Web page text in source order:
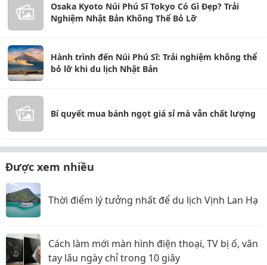
Osaka Kyoto Núi Phú Sĩ Tokyo Có Gì Đẹp? Trải
Nghiệm Nhật Bản Không Thể Bỏ Lỡ
Hành trình đến Núi Phú Sĩ: Trải nghiệm không thể
bỏ lỡ khi du lịch Nhật Bản
Bí quyết mua bánh ngọt giá sỉ mà vẫn chất lượng
Được xem nhiều
Thời điểm lý tưởng nhất để du lịch Vịnh Lan Hạ
Cách làm mới màn hình điện thoại, TV bị ố, vân
tay lâu ngày chỉ trong 10 giây